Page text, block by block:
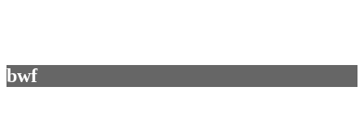
bwf